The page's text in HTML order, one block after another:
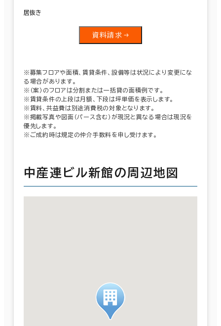
居抜き
資料請求
※募集フロアや面積、賃貸条件、設備等は状況により変更にな
る場合があります。
※（案）のフロアは分割または一括貸の面積例です。
※賃貸条件の上段は月額、下段は坪単価を表示します。
※賃料、共益費は別途消費税の対象となります。
※掲載写真や図面（パース含む）が現況と異なる場合は現況を
優先します。
※ご成約時は規定の仲介手数料を申し受けます。
中産連ビル新館の周辺地図